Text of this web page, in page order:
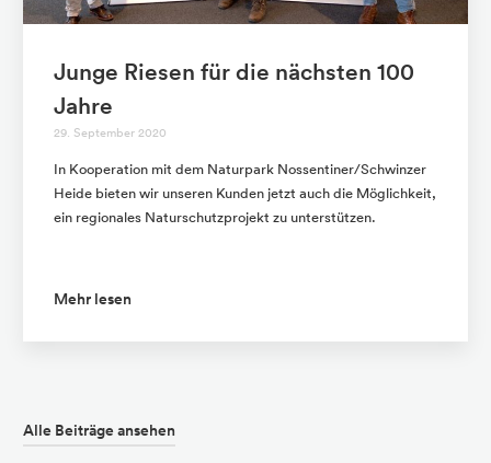
Junge Riesen für die nächsten 100
Jahre
29. September 2020
In Kooperation mit dem Naturpark Nossentiner/Schwinzer
Heide bieten wir unseren Kunden jetzt auch die Möglichkeit,
ein regionales Naturschutzprojekt zu unterstützen.
Mehr lesen
Alle Beiträge ansehen